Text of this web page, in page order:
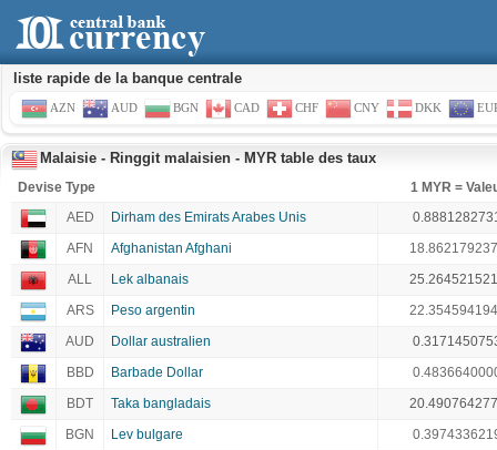
liste rapide de la banque centrale
AZN AUD BGN CAD CHF CNY DKK
Malaisie - Ringgit malaisien - MYR table des taux
Devise Type
1 MYR =
AED
Dirham des Emirats Arabes Unis
AFN
Afghanistan Afghani
ALL
Lek albanais
ARS
Peso argentin
AUD
Dollar australien
BBD
Barbade Dollar
BDT
Taka bangladais
BGN
Lev bulgare